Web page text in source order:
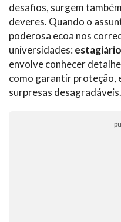
desafios, surgem
deveres. Quando o
poderosa ecoa nos
universidades:
envolve conhecer
como garantir proteção,
surpresas desagradáveis.